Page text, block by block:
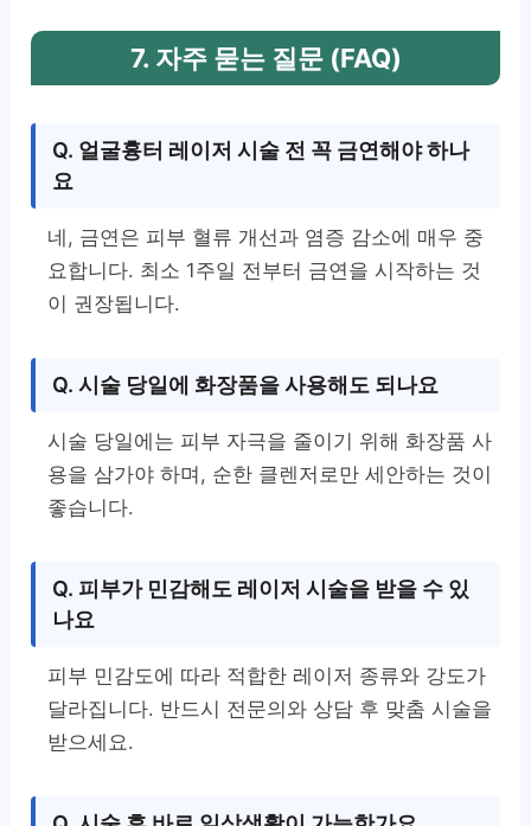
7. 자주 묻는 질문 (FAQ)
Q. 얼굴흉터 레이저 시술 전 꼭 금연해야 하나
요
네, 금연은 피부 혈류 개선과 염증 감소에 매우 중
요합니다. 최소 1주일 전부터 금연을 시작하는 것
이 권장됩니다.
Q. 시술 당일에 화장품을 사용해도 되나요
시술 당일에는 피부 자극을 줄이기 위해 화장품 사
용을 삼가야 하며, 순한 클렌저로만 세안하는 것이
좋습니다.
Q. 피부가 민감해도 레이저 시술을 받을 수 있
나요
피부 민감도에 따라 적합한 레이저 종류와 강도가
달라집니다. 반드시 전문의와 상담 후 맞춤 시술을
받으세요.